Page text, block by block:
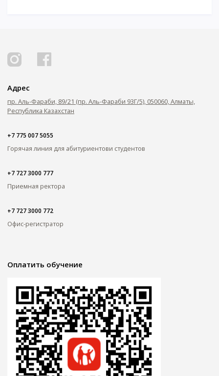
Адрес
пр. Аль-Фараби, 89/21 (пр. Аль-Фараби 93Г/5), 050060, Алматы,
Республика Казахстан
+7 775 007 5055
Горячая линия для абитуриентови студентов
+7 727 3000 777
Приемная ректора
+7 727 3000 772
Офис-регистратор
Оплатить обучение